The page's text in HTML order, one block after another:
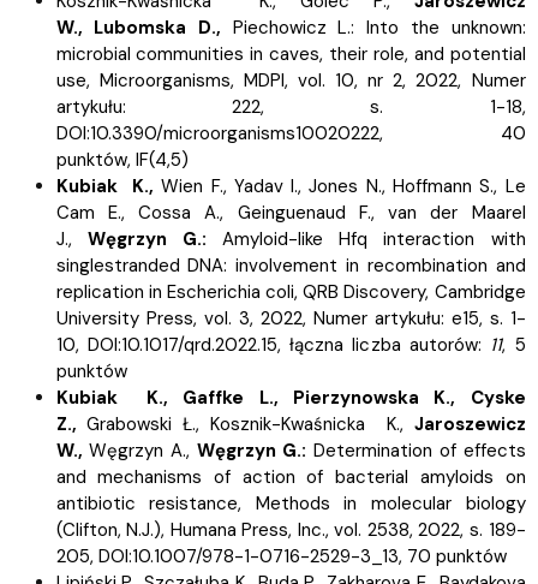
W., Lubomska D., Piechowicz L.: Into the unknown:
microbial communities in caves, their role, and potential
use, Microorganisms, MDPI, vol. 10, nr 2, 2022, Numer
artykułu: 222, s.
1-18,
DOI:10.3390/microorganisms10020222, 40
punktów, IF(4,5)
Kubiak K., Wien F., Yadav I., Jones N., Hoffmann S., Le
Cam E., Cossa A., Geinguenaud F., van der Maarel
J.,
Węgrzyn G.:
Amyloid-like Hfq interaction with
singlestranded DNA: involvement in recombination and
replication in Escherichia coli, QRB Discovery, Cambridge
University Press, vol. 3, 2022, Numer artykułu: e15, s. 1-
10, DOI:10.1017/qrd.2022.15, łączna liczba autorów: 11, 5
punktów
Kubiak K.,
Gaffke L., Pierzynowska K.,
Cyske
Z., Grabowski Ł., Kosznik-Kwaśnicka K., Jaroszewicz
W., Węgrzyn A., Węgrzyn G.: Determination of effects
and mechanisms of action of bacterial amyloids on
antibiotic resistance, Methods in molecular biology
(Clifton, N.J.), Humana Press, Inc., vol. 2538, 2022, s. 189-
205, DOI:10.1007/978-1-0716-2529-3_13, 70 punktów